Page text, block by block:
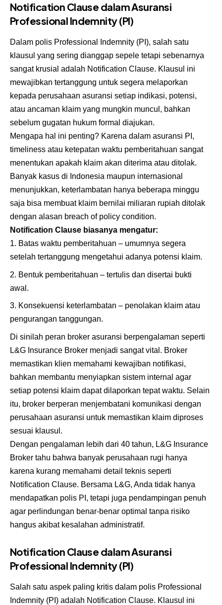
Notification Clause dalam Asuransi
Professional Indemnity (PI)
Dalam polis Professional Indemnity (PI), salah satu
klausul yang sering dianggap sepele tetapi sebenarnya
sangat krusial adalah Notification Clause. Klausul ini
mewajibkan tertanggung untuk segera melaporkan
kepada perusahaan asuransi setiap indikasi, potensi,
atau ancaman klaim yang mungkin muncul, bahkan
sebelum gugatan hukum formal diajukan.
Mengapa hal ini penting? Karena dalam asuransi PI,
timeliness atau ketepatan waktu pemberitahuan sangat
menentukan apakah klaim akan diterima atau ditolak.
Banyak kasus di Indonesia maupun internasional
menunjukkan, keterlambatan hanya beberapa minggu
saja bisa membuat klaim bernilai miliaran rupiah ditolak
dengan alasan breach of policy condition.
Notification Clause biasanya mengatur:
Batas waktu pemberitahuan – umumnya segera
setelah tertanggung mengetahui adanya potensi klaim.
Bentuk pemberitahuan – tertulis dan disertai bukti
awal.
Konsekuensi keterlambatan – penolakan klaim atau
pengurangan tanggungan.
Di sinilah peran broker asuransi berpengalaman seperti
L&G Insurance Broker menjadi sangat vital. Broker
memastikan klien memahami kewajiban notifikasi,
bahkan membantu menyiapkan sistem internal agar
setiap potensi klaim dapat dilaporkan tepat waktu. Selain
itu, broker berperan menjembatani komunikasi dengan
perusahaan asuransi untuk memastikan klaim diproses
sesuai klausul.
Dengan pengalaman lebih dari 40 tahun, L&G Insurance
Broker tahu bahwa banyak perusahaan rugi hanya
karena kurang memahami detail teknis seperti
Notification Clause. Bersama L&G, Anda tidak hanya
mendapatkan polis PI, tetapi juga pendampingan penuh
agar perlindungan benar-benar optimal tanpa risiko
hangus akibat kesalahan administratif.
Notification Clause dalam Asuransi
Professional Indemnity (PI)
Salah satu aspek paling kritis dalam polis Professional
Indemnity (PI) adalah Notification Clause. Klausul ini